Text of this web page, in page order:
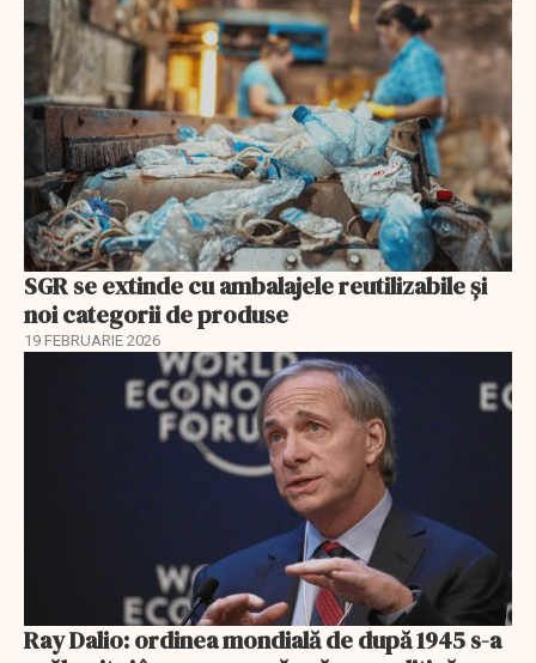
SGR se extinde cu ambalajele reutilizabile și
noi categorii de produse
19 FEBRUARIE 2026
Ray Dalio: ordinea mondială de după 1945 s-a